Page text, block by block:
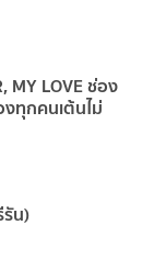
MY LOVE ช่อง
ทุกคนเต้นไม่
ช่อง 7HD (รีรัน)